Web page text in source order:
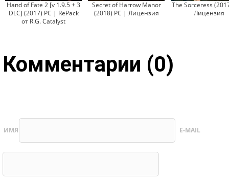
Hand of Fate 2 [v 1.9.5 + 3
DLC] (2017) PC | RePack
от R.G. Catalyst
Secret of Harrow Manor
(2018) PC | Лицензия
The Sorceress
Лицензия
Комментарии (0)
ИМЯ E-MAIL